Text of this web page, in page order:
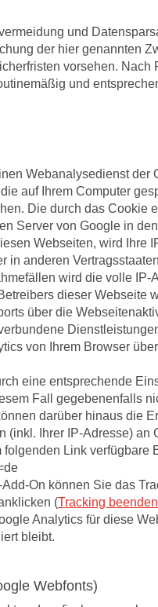
und
der hier genannten
vorsehen.
und
Webanalysedienst der
auf Ihrem Computer
Die durch das Cookie
Server von Google in
Webseiten, wird Ihre
in anderen
wird die volle
dieser Webseite
über die
von Ihrem Browser
eine entsprechende
Fall gegebenenfalls
darüber hinaus die
(inkl. Ihrer IP-Adresse)
Link
On können Sie das
(Tracking beenden
Analytics für diese
bleibt.
Webfonts)